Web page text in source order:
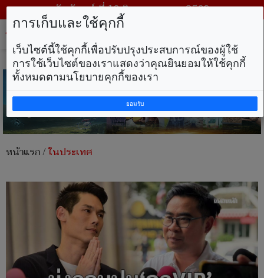
วันจันทร์ ที่ 10 สิงหาคม พ.ศ. 2569
หน้าแรก/ในประเทศ
การเก็บและใช้คุกกี้
เว็บไซต์นี้ใช้คุกกี้เพื่อปรับปรุงประสบการณ์ของผู้ใช้
การใช้เว็บไซต์ของเราแสดงว่าคุณยินยอมให้ใช้คุกกี้
ทั้งหมดตามนโยบายคุกกี้ของเรา
ยอมรับ